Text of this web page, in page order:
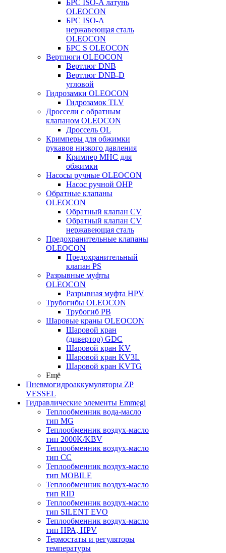
БРС ISO-A латунь
OLEOCON
БРС ISO-A
нержавеющая сталь
OLEOCON
БРС S OLEOCON
Вертлюги OLEOCON
Вертлюг DNB
Вертлюг DNB-D
угловой
Гидрозамки OLEOCON
Гидрозамок TLV
Дроссели с обратным
клапаном OLEOCON
Дроссель OL
Кримперы для обжимки
рукавов низкого давления
Кримпер MHC для
обжимки
Насосы ручные OLEOCON
Насос ручной OHP
Обратные клапаны
OLEOCON
Обратный клапан CV
Обратный клапан CV
нержавеющая сталь
Предохранительные клапаны
OLEOCON
Предохранительный
клапан PS
Разрывные муфты
OLEOCON
Разрывная муфта HPV
Трубогибы OLEOCON
Трубогиб PB
Шаровые краны OLEOCON
Шаровой кран
(дивертор) GDC
Шаровой кран KV
Шаровой кран KV3L
Шаровой кран KVTG
Ещё
Пневмогидроаккумуляторы ZP
VESSEL
Гидравлические элементы Emmegi
Теплообменник вода-масло
тип MG
Теплообменник воздух-масло
тип 2000K/KBV
Теплообменник воздух-масло
тип CC
Теплообменник воздух-масло
тип MOBILE
Теплообменник воздух-масло
тип RID
Теплообменник воздух-масло
тип SILENT EVO
Теплообменник воздух-масло
тип НРА, HPV
Термостаты и регуляторы
температуры